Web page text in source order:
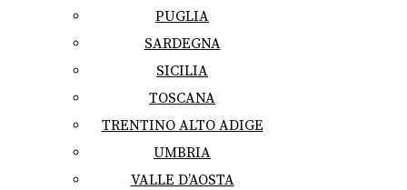
PUGLIA
SARDEGNA
SICILIA
TOSCANA
TRENTINO ALTO ADIGE
UMBRIA
VALLE D’AOSTA